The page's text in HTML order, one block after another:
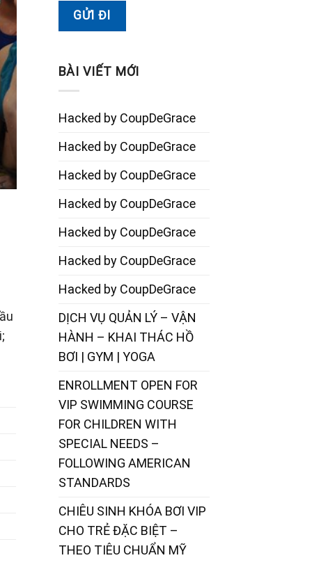
BÀI VIẾT MỚI
Hacked by CoupDeGrace
Hacked by CoupDeGrace
Hacked by CoupDeGrace
Hacked by CoupDeGrace
Hacked by CoupDeGrace
Hacked by CoupDeGrace
Hacked by CoupDeGrace
DỊCH VỤ QUẢN LÝ – VẬN
HÀNH – KHAI THÁC HỒ
BƠI | GYM | YOGA
ENROLLMENT OPEN FOR
VIP SWIMMING COURSE
FOR CHILDREN WITH
SPECIAL NEEDS –
FOLLOWING AMERICAN
STANDARDS
CHIÊU SINH KHÓA BƠI VIP
CHO TRẺ ĐẶC BIỆT –
THEO TIÊU CHUẨN MỸ